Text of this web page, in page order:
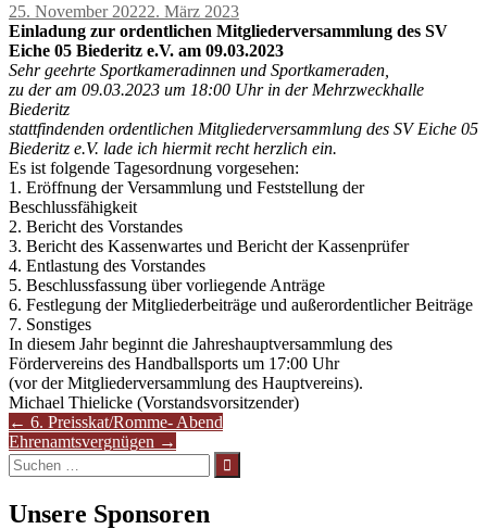
25. November 20222. März 2023
Einladung zur ordentlichen Mitgliederversammlung des SV
Eiche 05 Biederitz e.V. am 09.03.2023
Sehr geehrte Sportkameradinnen und Sportkameraden,
zu der am 09.03.2023 um 18:00 Uhr in der Mehrzweckhalle
Biederitz
stattfindenden ordentlichen Mitgliederversammlung des SV Eiche 05
Biederitz e.V. lade ich hiermit recht herzlich ein.
Es ist folgende Tagesordnung vorgesehen:
1. Eröffnung der Versammlung und Feststellung der
Beschlussfähigkeit
2. Bericht des Vorstandes
3. Bericht des Kassenwartes und Bericht der Kassenprüfer
4. Entlastung des Vorstandes
5. Beschlussfassung über vorliegende Anträge
6. Festlegung der Mitgliederbeiträge und außerordentlicher Beiträge
7. Sonstiges
In diesem Jahr beginnt die Jahreshauptversammlung des
Fördervereins des Handballsports um 17:00 Uhr
(vor der Mitgliederversammlung des Hauptvereins).
Michael Thielicke (Vorstandsvorsitzender)
Artikel-
Navigation
← 6. Preisskat/Romme- Abend
Ehrenamtsvergnügen →
Suchen
nach:
Unsere Sponsoren